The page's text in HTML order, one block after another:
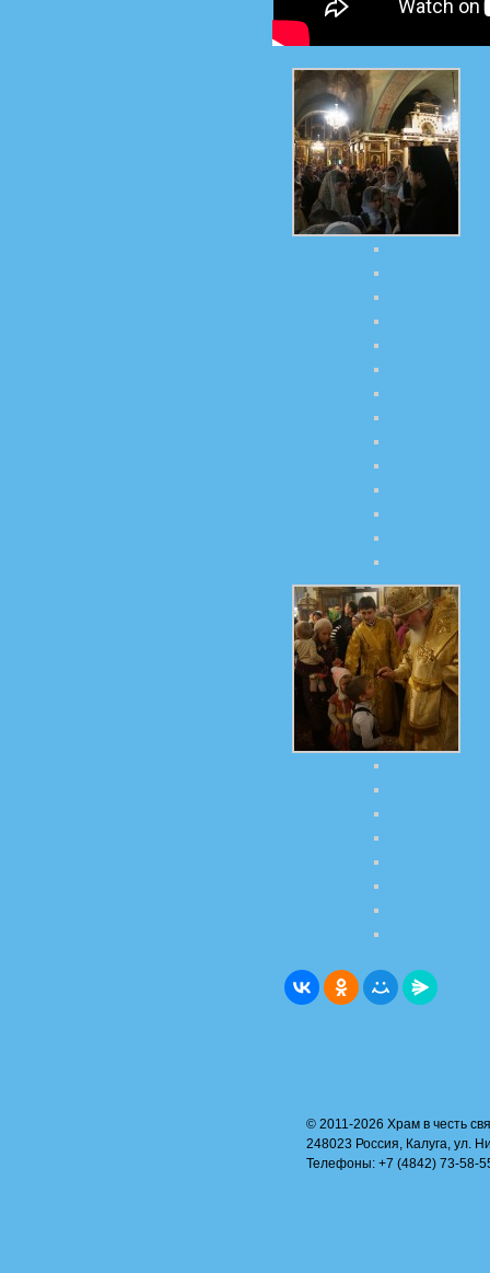
© 2011-2026 Храм в честь
248023 Россия, Калуга, ул.
Телефоны: +7 (4842) 73-58-